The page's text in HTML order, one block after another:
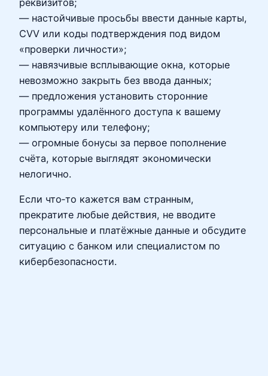
— настойчивые просьбы ввести данные карты,
CVV или коды подтверждения под видом
«проверки личности»;
— навязчивые всплывающие окна, которые
невозможно закрыть без ввода данных;
— предложения установить сторонние
программы удалённого доступа к вашему
компьютеру или телефону;
— огромные бонусы за первое пополнение
счёта, которые выглядят экономически
нелогично.
Если что‑то кажется вам странным,
прекратите любые действия, не вводите
персональные и платёжные данные и обсудите
ситуацию с банком или специалистом по
кибербезопасности.